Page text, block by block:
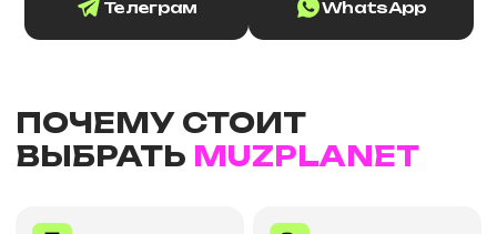
Телеграм WhatsApp
ПОЧЕМУ СТОИТ
ВЫБРАТЬ MUZPLANET